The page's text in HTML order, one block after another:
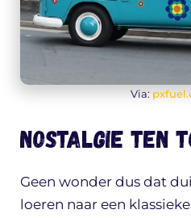
Via:
Nostalgie ten
Geen wonder dus dat
loeren naar een